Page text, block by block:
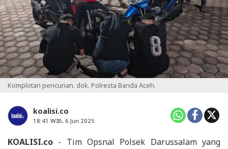
Komplotan pencurian. dok. Polresta Banda Aceh.
koalisi.co
18:41 WIB, 6 Jun 2025
KOALISI.co - Tim Opsnal Polsek Darussalam yang